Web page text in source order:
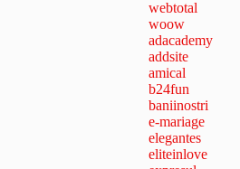
webtotal
woow
adacademy
addsite
amical
b24fun
baniinostri
e-mariage
elegantes
eliteinlove